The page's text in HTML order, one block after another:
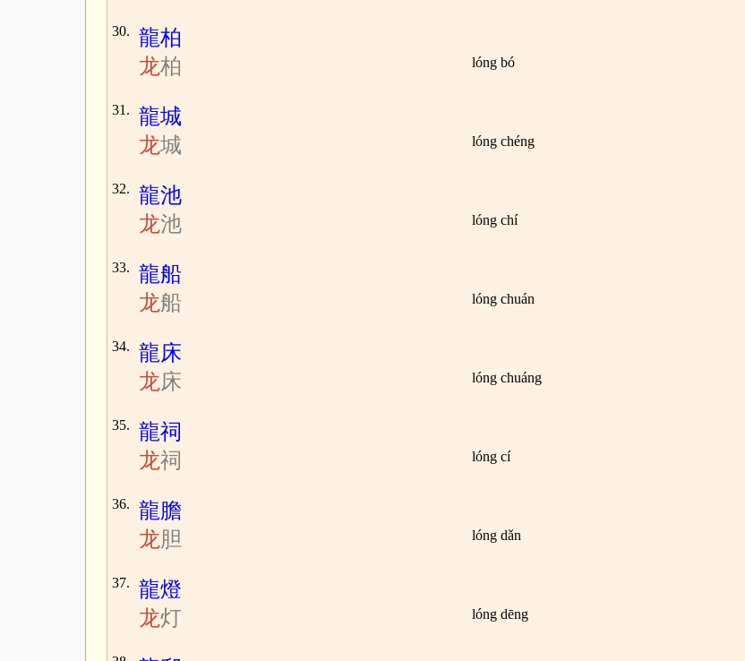
30.
龍柏
龙柏 lóng bó
31.
龍城
龙城 lóng chéng
32.
龍池
龙池 lóng chí
33.
龍船
龙船 lóng chuán
34.
龍床
龙床 lóng chuáng
35.
龍祠
龙祠 lóng cí
36.
龍膽
龙胆 lóng dǎn
37.
龍燈
龙灯 lóng dēng